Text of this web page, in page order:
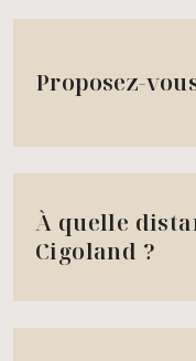
Proposez-
À quelle
Cigoland ?